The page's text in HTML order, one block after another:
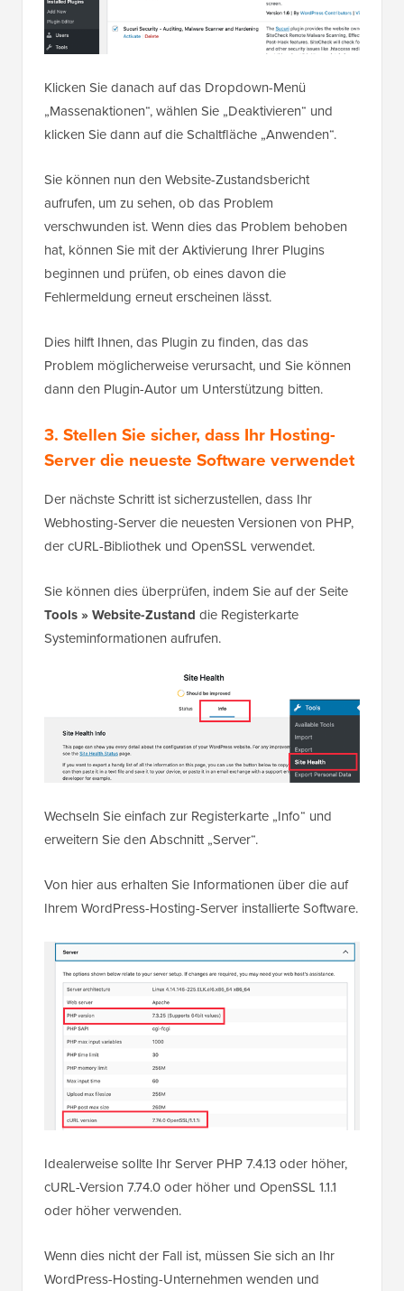
Klicken Sie danach auf das Dropdown-Menü
„Massenaktionen“, wählen Sie „Deaktivieren“ und
klicken Sie dann auf die Schaltfläche „Anwenden“.
Sie können nun den Website-Zustandsbericht
aufrufen, um zu sehen, ob das Problem
verschwunden ist. Wenn dies das Problem behoben
hat, können Sie mit der Aktivierung Ihrer Plugins
beginnen und prüfen, ob eines davon die
Fehlermeldung erneut erscheinen lässt.
Dies hilft Ihnen, das Plugin zu finden, das das
Problem möglicherweise verursacht, und Sie können
dann den Plugin-Autor um Unterstützung bitten.
3. Stellen Sie sicher, dass Ihr Hosting-
Server die neueste Software verwendet
Der nächste Schritt ist sicherzustellen, dass Ihr
Webhosting-Server die neuesten Versionen von PHP,
der cURL-Bibliothek und OpenSSL verwendet.
Sie können dies überprüfen, indem Sie auf der Seite
Tools » Website-Zustand die Registerkarte
Systeminformationen aufrufen.
Wechseln Sie einfach zur Registerkarte „Info“ und
erweitern Sie den Abschnitt „Server“.
Von hier aus erhalten Sie Informationen über die auf
Ihrem WordPress-Hosting-Server installierte Software.
Idealerweise sollte Ihr Server PHP 7.4.13 oder höher,
cURL-Version 7.74.0 oder höher und OpenSSL 1.1.1
oder höher verwenden.
Wenn dies nicht der Fall ist, müssen Sie sich an Ihr
WordPress-Hosting-Unternehmen wenden und